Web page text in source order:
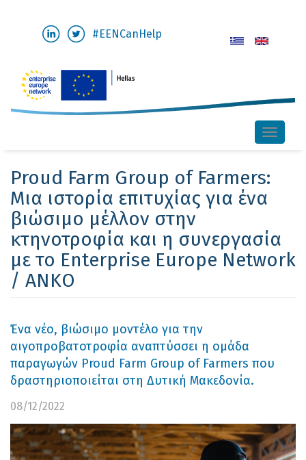
περιεχόμενο
#EENCanHelp
Toggle
Proud Farm Group of Farmers:
Μια ιστορία επιτυχίας για ένα
βιώσιμο μέλλον στην
κτηνοτροφία και η συνεργασία
με το Enterprise Europe Network
/ ΑΝΚΟ
Ένα νέο, βιώσιμο μοντέλο για την
αιγοπροβατοτροφία αναπτύσσει η ομάδα
παραγωγών Proud Farm Group of Farmers που
δραστηριοποιείται στη Δυτική Μακεδονία.
08/12/2022